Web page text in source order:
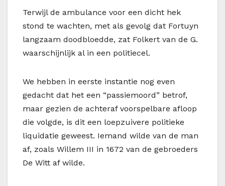
Terwijl de ambulance voor een dicht hek
stond te wachten, met als gevolg dat Fortuyn
langzaam doodbloedde, zat Folkert van de G.
waarschijnlijk al in een politiecel.
We hebben in eerste instantie nog even
gedacht dat het een “passiemoord” betrof,
maar gezien de achteraf voorspelbare afloop
die volgde, is dit een loepzuivere politieke
liquidatie geweest. Iemand wilde van de man
af, zoals Willem III in 1672 van de gebroeders
De Witt af wilde.